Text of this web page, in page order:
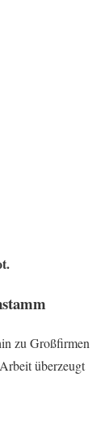
zu Großfirmen
überzeugt